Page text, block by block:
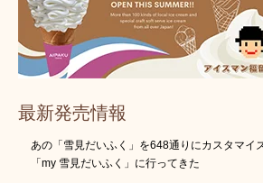
最新発売情報
あの「雪見だいふく」を648通りにカスタマイ
「my 雪見だいふく」に行ってきた